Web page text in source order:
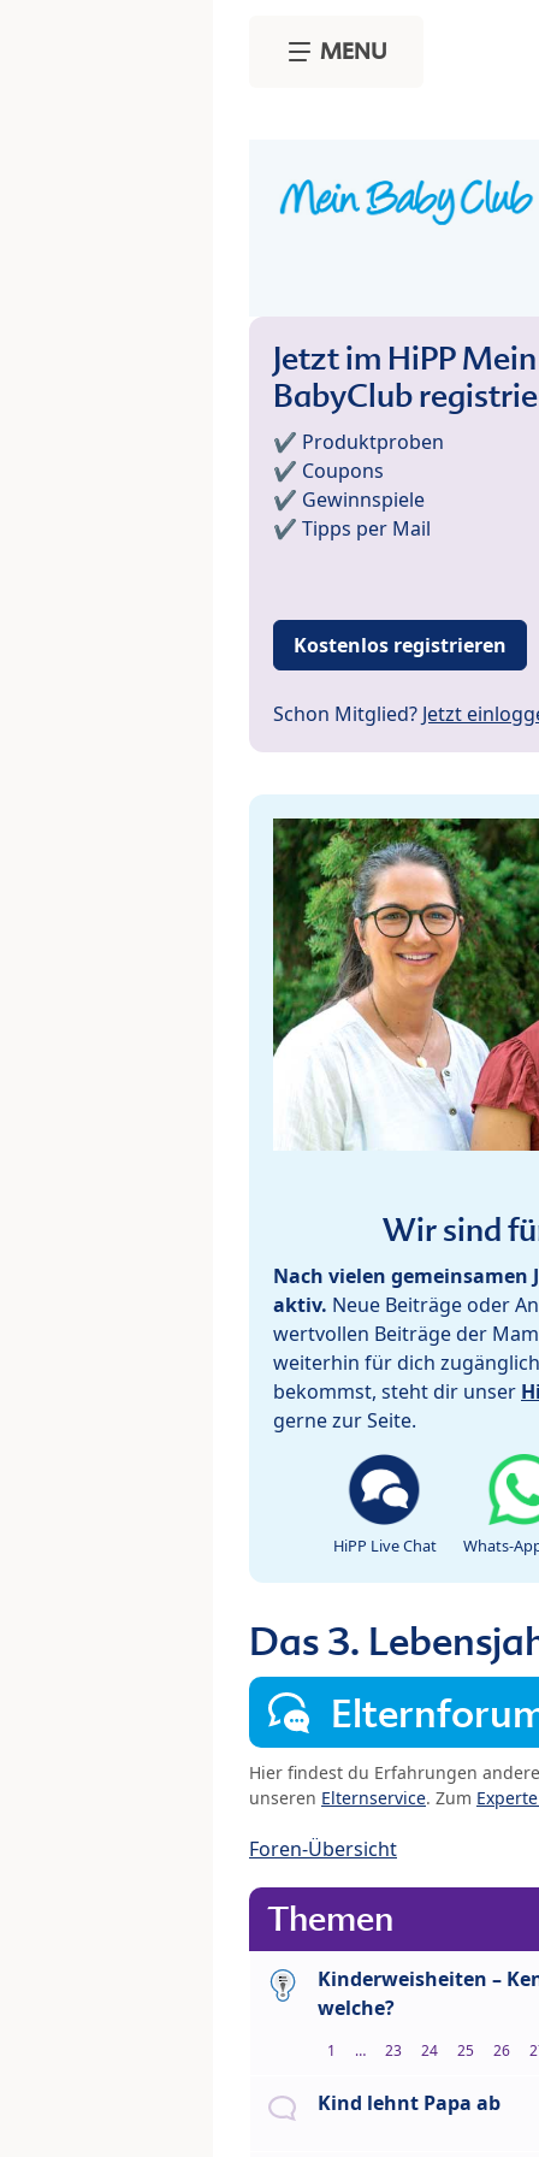
MENU
Jetzt im HiPP Mein
BabyClub
✔️ Produktproben
✔️ Coupons
✔️ Gewinnspiele
✔️ Tipps per Mail
Kostenlos registrieren
Schon Mitglied? Jetzt
Wir sind
Nach vielen
aktiv. Neue Beiträge oder
wertvollen Beiträge der
weiterhin für dich
bekommst, steht dir unser
gerne zur Seite.
HiPP Live Chat Whats-
Das 3.
Hier findest du Erfahrungen
unseren Elternservice. Zum
Foren-Übersicht
Themen
Kinderweisheiten –
welche?
1 … 23 24 25 26
Kind lehnt Papa ab